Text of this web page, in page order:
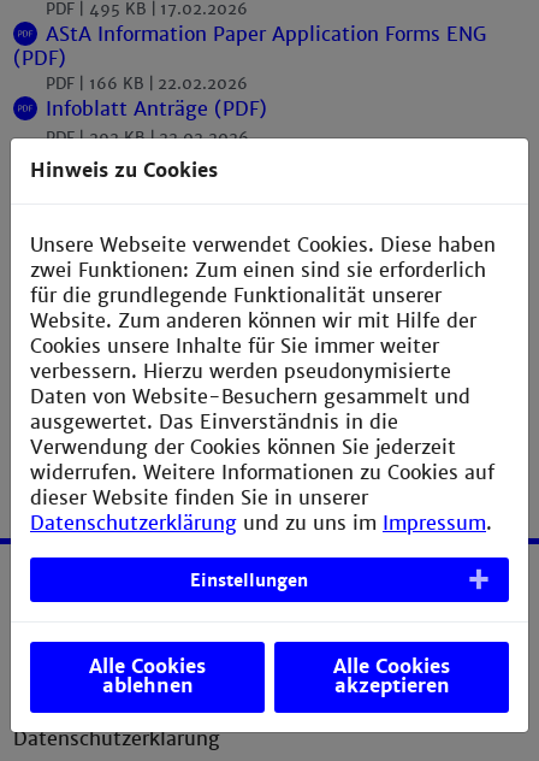
PDF 495 KB 17.02.2026
AStA Information Paper Application Forms ENG
(PDF)
PDF 166 KB 22.02.2026
Infoblatt Anträge (PDF)
PDF 292 KB 22.02.2026
StuRa Formulare
StuRa Antragsformular (PDF)
PDF 225 KB 22.02.2026
Service
Impressum
Erklärung zur Barrierefreiheit
Datenschutzerklärung
Hinweis zu Cookies
Unsere Webseite verwendet Cookies. Diese haben
zwei Funktionen: Zum einen sind sie erforderlich
für die grundlegende Funktionalität unserer
Website. Zum anderen können wir mit Hilfe der
Cookies unsere Inhalte für Sie immer weiter
verbessern. Hierzu werden pseudonymisierte
Daten von Website-Besuchern gesammelt und
ausgewertet. Das Einverständnis in die
Verwendung der Cookies können Sie jederzeit
widerrufen. Weitere Informationen zu Cookies auf
dieser Website finden Sie in unserer
Datenschutzerklärung und zu uns im Impressum.
Einstellungen
Alle Cookies
ablehnen
Alle Cookies
akzeptieren